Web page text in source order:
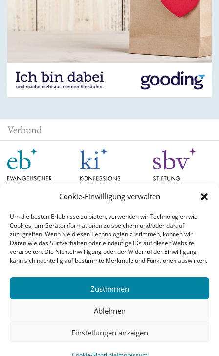
Cookie-Einwilligung verwalten
Um die besten Erlebnisse zu bieten, verwenden wir Technologien wie
Cookies, um Geräteinformationen zu speichern und/oder darauf
zuzugreifen. Wenn Sie diesen Technologien zustimmen, können wir
Daten wie das Surfverhalten oder eindeutige IDs auf dieser Website
verarbeiten. Die Nichteinwilligung oder der Widerruf der Einwilligung
kann sich nachteilig auf bestimmte Merkmale und Funktionen auswirken.
Zustimmen
Ablehnen
Einstellungen anzeigen
Verbund
Schlagwörter
#aufgetischt Christian Schad Diskussion EB Bayern EB Hessen Evangelische
Monatsspruch
Reformation Theologie
Ukraine Ökumene